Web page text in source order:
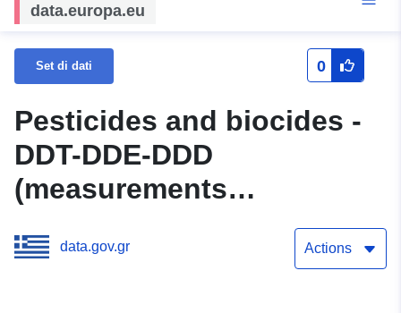
data.europa.eu
Set di dati 0
Pesticides and biocides -
DDT-DDE-DDD
(measurements
data.gov.gr Actions